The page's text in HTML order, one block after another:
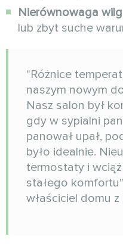
Nierównowaga
lub zbyt suche
"Różnice
naszym nowym
Nasz salon był
gdy w sypialni
panował upał,
było idealnie.
termostaty i
stałego
właściciel domu z